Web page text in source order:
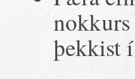
þekkist